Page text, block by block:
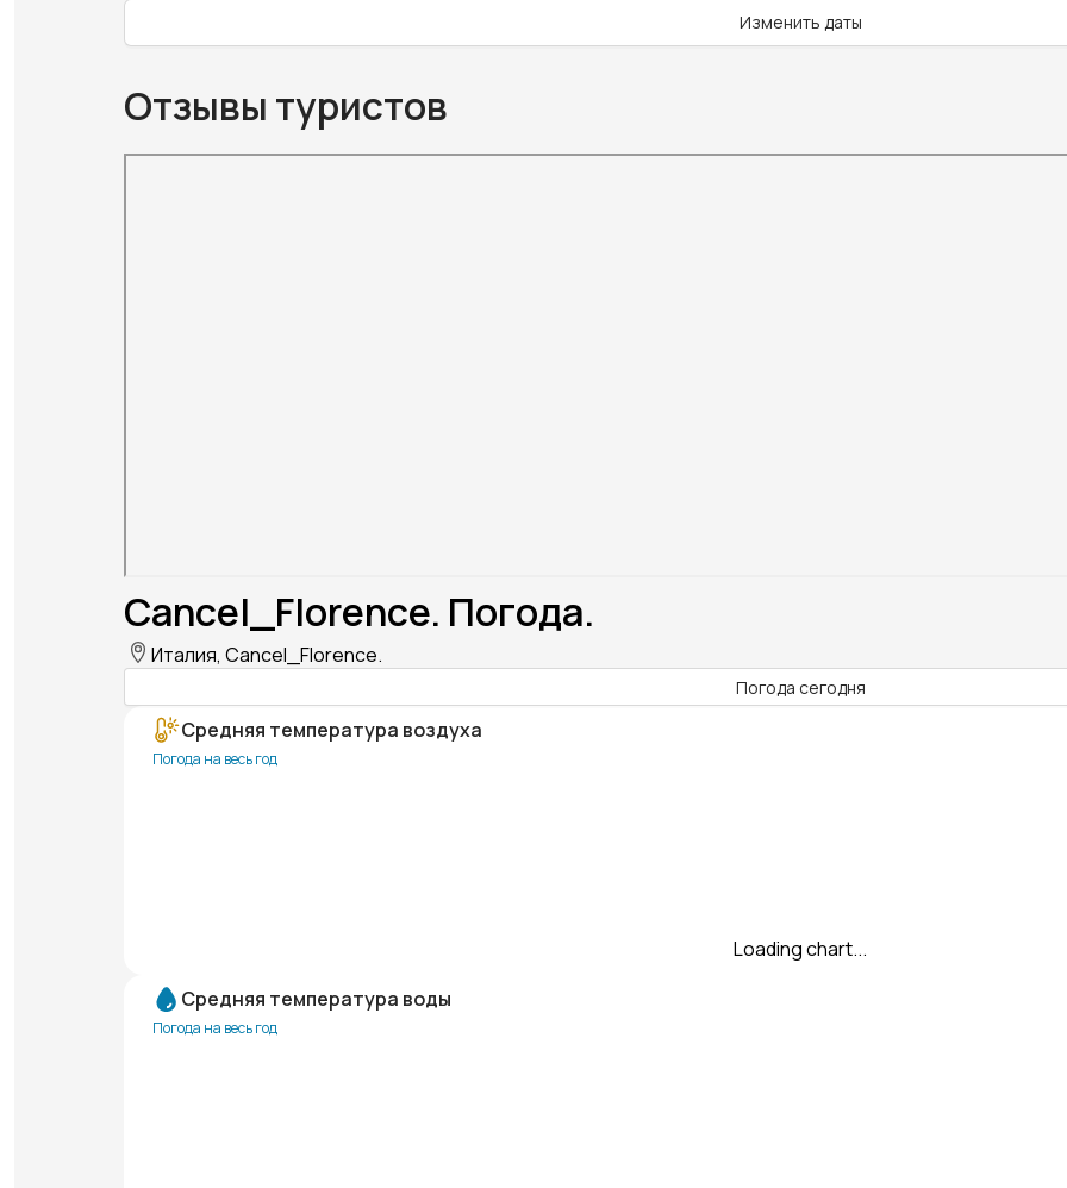
Изменить даты
Отзывы туристов
Cancel_Florence. Погода.
Италия, Cancel_Florence.
Погода сегодня
Средняя температура воздуха
Погода на весь год
Loading chart...
Средняя температура воды
Погода на весь год